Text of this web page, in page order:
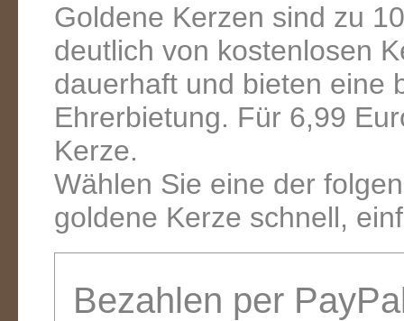
Goldene Kerzen sind zu
deutlich von kostenlosen
dauerhaft und bieten eine
Ehrerbietung. Für 6,99
Kerze.
Wählen Sie eine der
goldene Kerze schnell,
Bezahlen per